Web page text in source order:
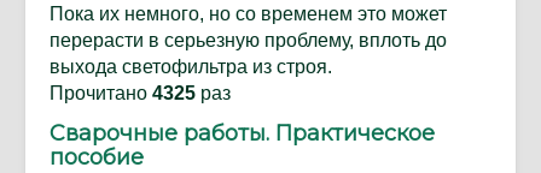
Пока их немного, но со временем это может
перерасти в серьезную проблему, вплоть до
выхода светофильтра из строя.
Прочитано 4325 раз
Сварочные работы. Практическое
пособие